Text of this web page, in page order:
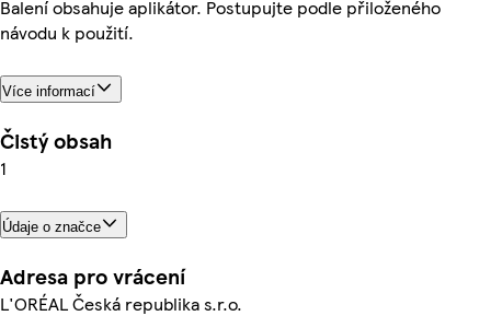
Balení obsahuje aplikátor. Postupujte podle přiloženého
návodu k použití.
Více informací
Čistý obsah
1
Údaje o značce
Adresa pro vrácení
L'ORÉAL Česká republika s.r.o.